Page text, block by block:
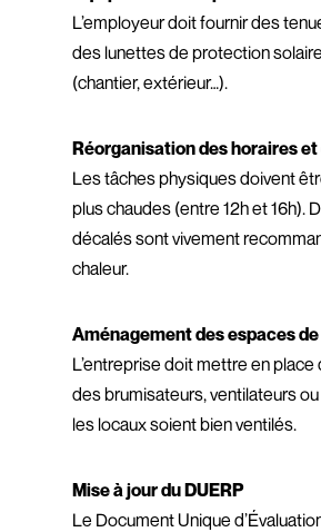
L’employeur doit fournir des
des lunettes de protection
(chantier, extérieur…).
Réorganisation des horaires
Les tâches physiques doivent
plus chaudes (entre 12h et 16h).
décalés sont vivement
chaleur.
Aménagement des espaces
L’entreprise doit mettre en
des brumisateurs, ventilateurs
les locaux soient bien ventilés.
Mise à jour du DUERP
Le Document Unique